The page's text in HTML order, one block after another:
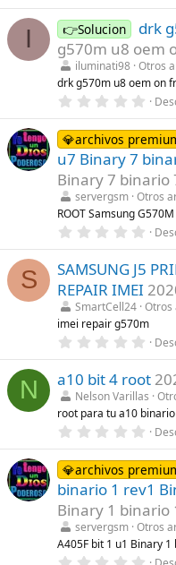
0
0
e
s
t
r
e
l
a
(
s
)
I 👉Solucion drk
g570m u8 oem
iluminati98 Otros
drk g570m u8 oem on
0
0
0
e
s
t
r
e
l
a
(
s
)
💎archivos
u7 Binary 7
Binary 7 binario
servergsm Otros
ROOT Samsung
0
0
0
e
s
t
r
e
l
(
s
)
S
SAMSUNG J5
REPAIR IMEI
SmartCell24 Otros
imei repair g570m
0
0
0
e
s
t
r
l
l
a
(
s
)
N a10 bit 4 root
Nelson Varillas
root para tu a10
0
0
0
e
s
t
r
e
l
💎archivos
binario 1 rev1
Binary 1 binario
servergsm Otros
A405F bit 1 u1 Binary
0